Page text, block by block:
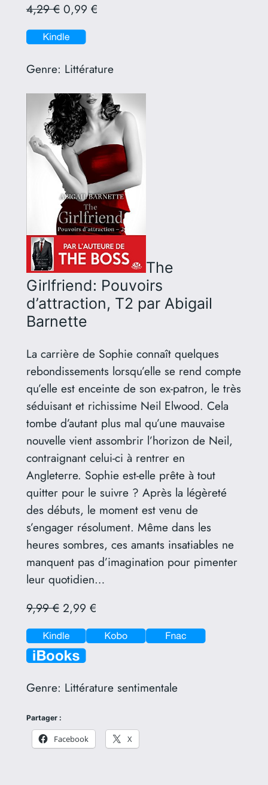
4,29 €0,99 €
Genre: Littérature
The
Girlfriend: Pouvoirs
d’attraction, T2 par Abigail
Barnette
La carrière de Sophie connaît quelques
rebondissements lorsqu’elle se rend compte
qu’elle est enceinte de son ex-patron, le très
séduisant et richissime Neil Elwood. Cela
tombe d’autant plus mal qu’une mauvaise
nouvelle vient assombrir l’horizon de Neil,
contraignant celui-ci à rentrer en
Angleterre. Sophie est-elle prête à tout
quitter pour le suivre ? Après la légèreté
des débuts, le moment est venu de
s’engager résolument. Même dans les
heures sombres, ces amants insatiables ne
manquent pas d’imagination pour pimenter
leur quotidien…
9,99 €2,99 €
Genre: Littérature sentimentale
Partager :
Facebook X